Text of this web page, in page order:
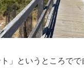
」というところでで